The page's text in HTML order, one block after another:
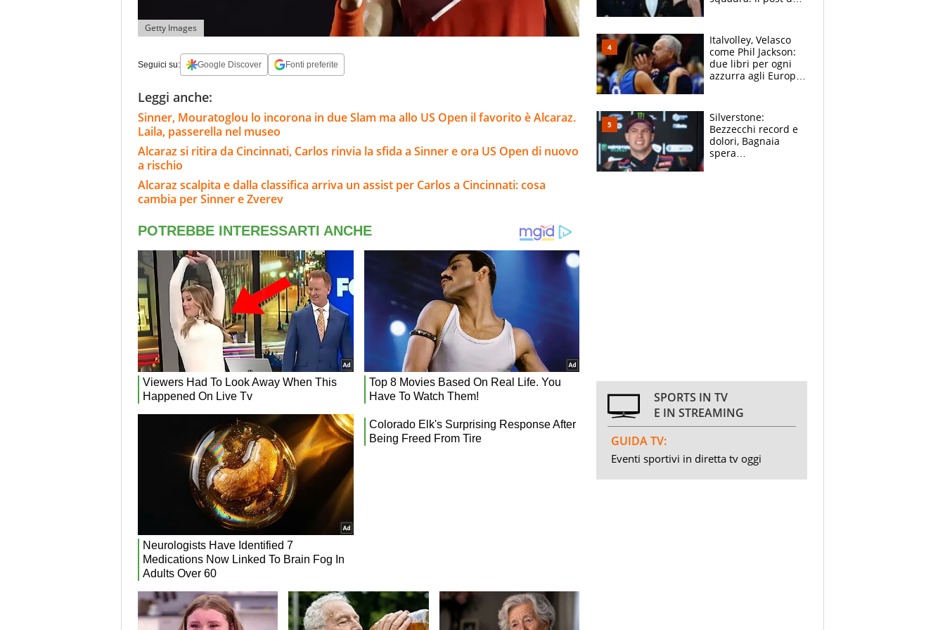
Getty Images
Seguici su: Google Discover Fonti preferite
Leggi anche:
Sinner, Mouratoglou lo incorona in due Slam ma allo US Open il favorito è Alcaraz.
Laila, passerella nel museo
Alcaraz si ritira da Cincinnati, Carlos rinvia la sfida a Sinner e ora US Open di nuovo
a rischio
Alcaraz scalpita e dalla classifica arriva un assist per Carlos a Cincinnati: cosa
cambia per Sinner e Zverev
sfondo
Italvolley, Velasco
come Phil Jackson:
due libri per ogni
azzurra agli Europei.
Silverstone:
Bezzecchi record e
dolori, Bagnaia
spera
SPORTS IN TV
E IN STREAMING
GUIDA TV:
Eventi sportivi in diretta tv oggi